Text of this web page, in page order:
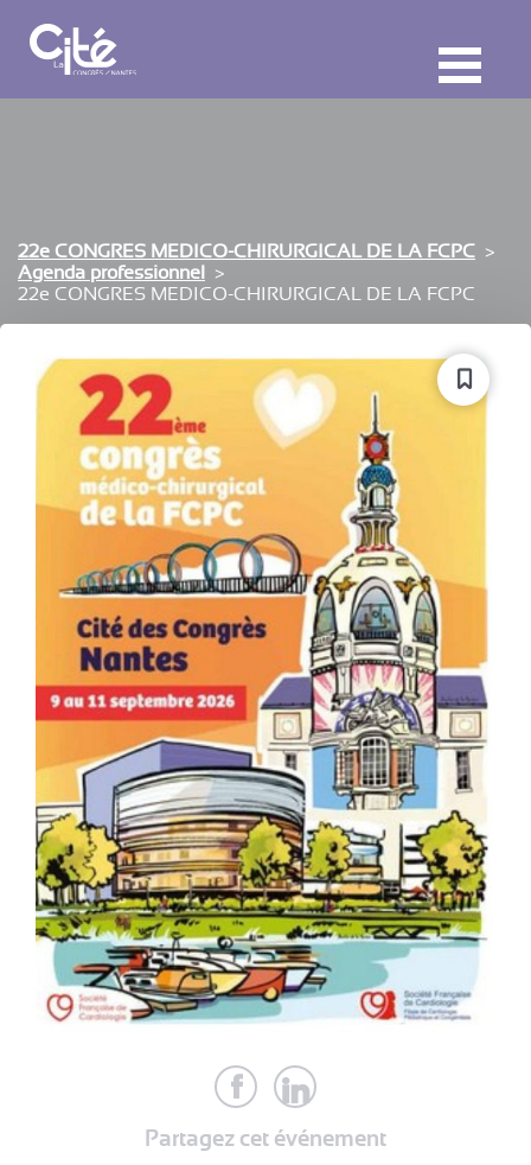
22e CONGRES MEDICO-CHIRURGICAL DE LA FCPC
Agenda professionnel
22e CONGRES MEDICO-CHIRURGICAL DE LA FCPC
Partagez cet événement